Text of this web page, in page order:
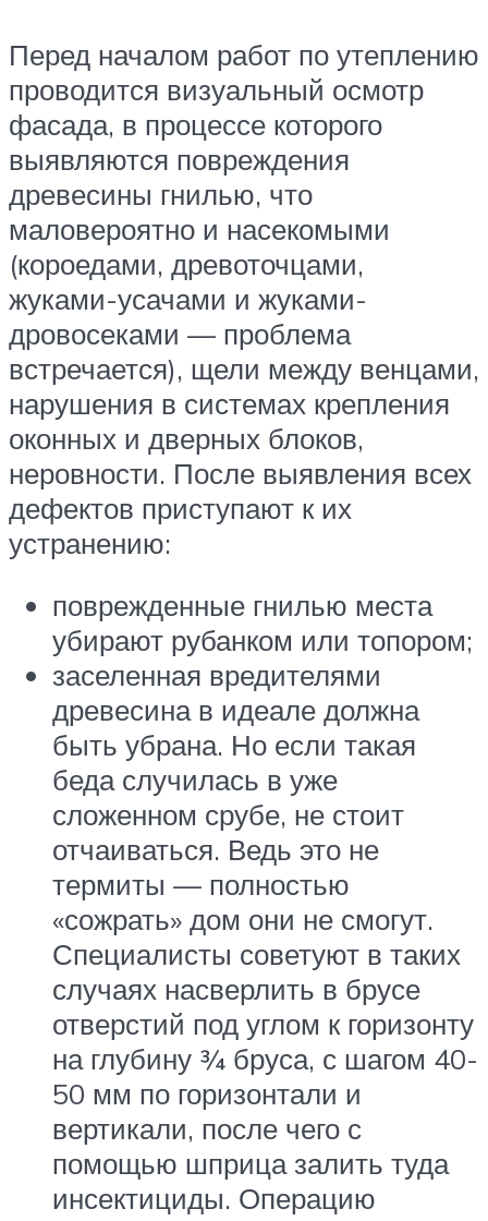
Перед началом работ по утеплению
проводится визуальный осмотр
фасада, в процессе которого
выявляются повреждения
древесины гнилью, что
маловероятно и насекомыми
(короедами, древоточцами,
жуками-усачами и жуками-
дровосеками — проблема
встречается), щели между венцами,
нарушения в системах крепления
оконных и дверных блоков,
неровности. После выявления всех
дефектов приступают к их
устранению:
поврежденные гнилью места
убирают рубанком или топором;
заселенная вредителями
древесина в идеале должна
быть убрана. Но если такая
беда случилась в уже
сложенном срубе, не стоит
отчаиваться. Ведь это не
термиты — полностью
«сожрать» дом они не смогут.
Специалисты советуют в таких
случаях насверлить в брусе
отверстий под углом к горизонту
на глубину ¾ бруса, с шагом 40-
50 мм по горизонтали и
вертикали, после чего с
помощью шприца залить туда
инсектициды. Операцию